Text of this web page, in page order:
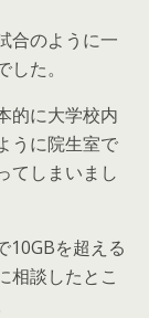
合のように一
た。
的に大学校内
うに院生室で
てしまいまし
10GBを超える
相談したとこ